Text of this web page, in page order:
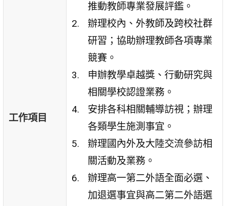
工作項目
推動教師專業發展評鑑。
辦理校內、外教師及跨校社群
研習；協助辦理教師各項專業
競賽。
申辦教學卓越獎、行動研究與
相關學校認證業務。
安排各科相關輔導訪視；辦理
各類學生施測事宜。
辦理國內外及大陸交流參訪相
關活動及業務。
辦理高一第二外語全面必選、
加退選事宜與高二第二外語選